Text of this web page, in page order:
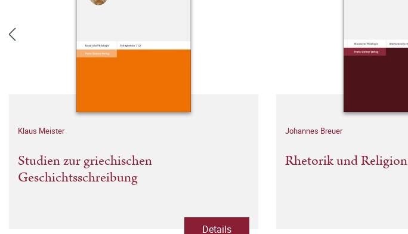
Klaus Meister
Studien zur griechischen
Geschichtsschreibung
Details
Johannes Breuer
Rhetorik und Religion